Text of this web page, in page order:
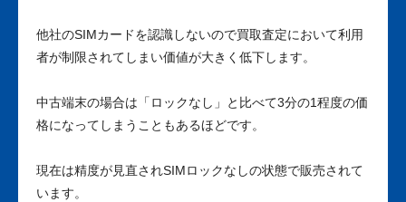
他社のSIMカードを認識しないので買取査定において利用
者が制限されてしまい価値が大きく低下します。
中古端末の場合は「ロックなし」と比べて3分の1程度の価
格になってしまうこともあるほどです。
現在は精度が見直されSIMロックなしの状態で販売されて
います。